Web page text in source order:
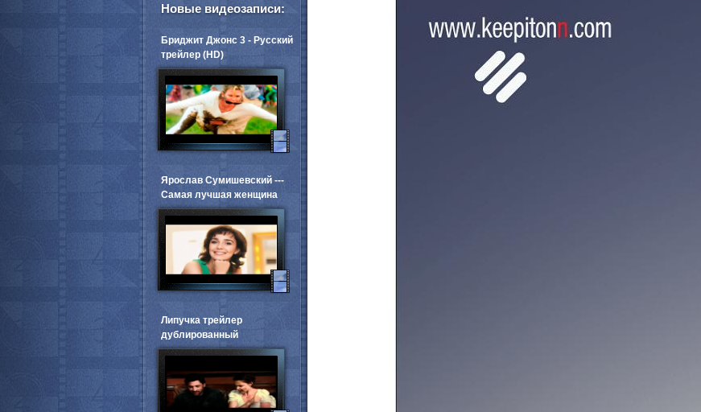
Новые видеозаписи:
Бриджит Джонс 3 - Русский
трейлер (HD)
Ярослав Сумишевский ---
Самая лучшая женщина
Липучка трейлер
дублированный